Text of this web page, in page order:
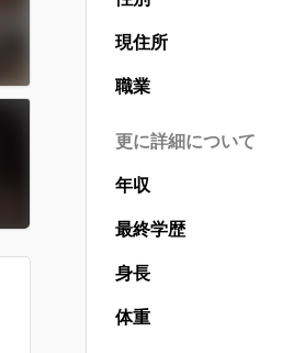
現住所
職業
更に詳細について
年収
最終学歴
身長
体重